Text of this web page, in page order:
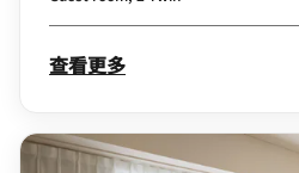
查看更多